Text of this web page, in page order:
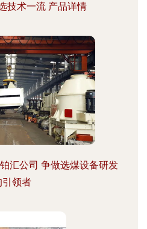
技术一流 产品详情
汇公司 争做选煤设备研发
引领者